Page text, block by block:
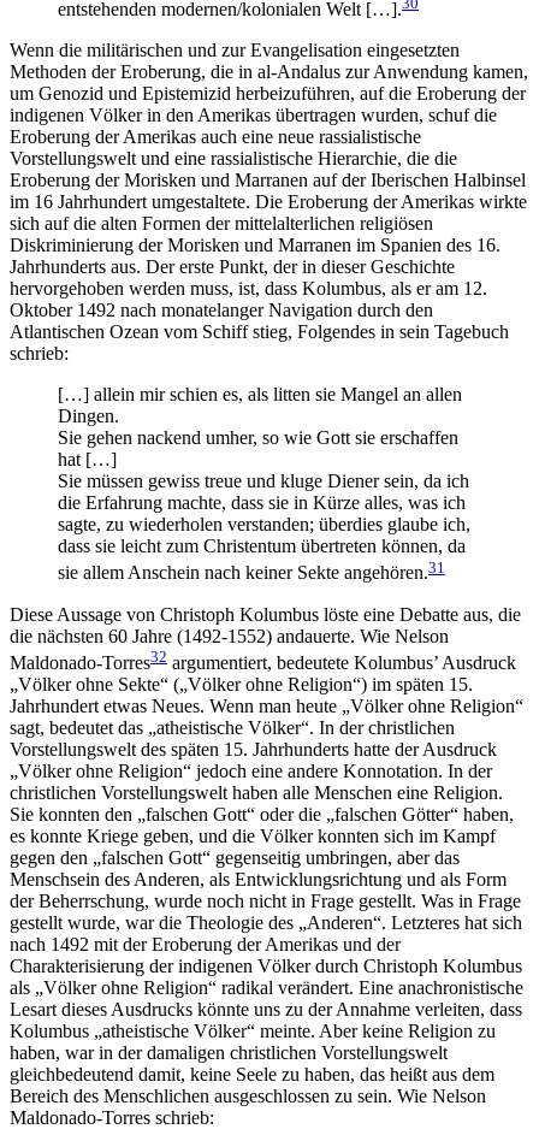
entstehenden modernen/kolonialen Welt […].
Wenn die militärischen und zur Evangelisation eingesetzten
Methoden der Eroberung, die in al-Andalus zur Anwendung kamen,
um Genozid und Epistemizid herbeizuführen, auf die Eroberung der
indigenen Völker in den Amerikas übertragen wurden, schuf die
Eroberung der Amerikas auch eine neue rassialistische
Vorstellungswelt und eine rassialistische Hierarchie, die die
Eroberung der Morisken und Marranen auf der Iberischen Halbinsel
im 16 Jahrhundert umgestaltete. Die Eroberung der Amerikas wirkte
sich auf die alten Formen der mittelalterlichen religiösen
Diskriminierung der Morisken und Marranen im Spanien des 16.
Jahrhunderts aus. Der erste Punkt, der in dieser Geschichte
hervorgehoben werden muss, ist, dass Kolumbus, als er am 12.
Oktober 1492 nach monatelanger Navigation durch den
Atlantischen Ozean vom Schiff stieg, Folgendes in sein Tagebuch
schrieb:
[…] allein mir schien es, als litten sie Mangel an allen
Dingen.
Sie gehen nackend umher, so wie Gott sie erschaffen
hat […]
Sie müssen gewiss treue und kluge Diener sein, da ich
die Erfahrung machte, dass sie in Kürze alles, was ich
sagte, zu wiederholen verstanden; überdies glaube ich,
dass sie leicht zum Christentum übertreten können, da
sie allem Anschein nach keiner Sekte angehören.31
Diese Aussage von Christoph Kolumbus löste eine Debatte aus, die
die nächsten 60 Jahre (1492-1552) andauerte. Wie Nelson
Maldonado-Torres32 argumentiert, bedeutete Kolumbus’ Ausdruck
„Völker ohne Sekte“ („Völker ohne Religion“) im späten 15.
Jahrhundert etwas Neues. Wenn man heute „Völker ohne Religion“
sagt, bedeutet das „atheistische Völker“. In der christlichen
Vorstellungswelt des späten 15. Jahrhunderts hatte der Ausdruck
„Völker ohne Religion“ jedoch eine andere Konnotation. In der
christlichen Vorstellungswelt haben alle Menschen eine Religion.
Sie konnten den „falschen Gott“ oder die „falschen Götter“ haben,
es konnte Kriege geben, und die Völker konnten sich im Kampf
gegen den „falschen Gott“ gegenseitig umbringen, aber das
Menschsein des Anderen, als Entwicklungsrichtung und als Form
der Beherrschung, wurde noch nicht in Frage gestellt. Was in Frage
gestellt wurde, war die Theologie des „Anderen“. Letzteres hat sich
nach 1492 mit der Eroberung der Amerikas und der
Charakterisierung der indigenen Völker durch Christoph Kolumbus
als „Völker ohne Religion“ radikal verändert. Eine anachronistische
Lesart dieses Ausdrucks könnte uns zu der Annahme verleiten, dass
Kolumbus „atheistische Völker“ meinte. Aber keine Religion zu
haben, war in der damaligen christlichen Vorstellungswelt
gleichbedeutend damit, keine Seele zu haben, das heißt aus dem
Bereich des Menschlichen ausgeschlossen zu sein. Wie Nelson
Maldonado-Torres schrieb: